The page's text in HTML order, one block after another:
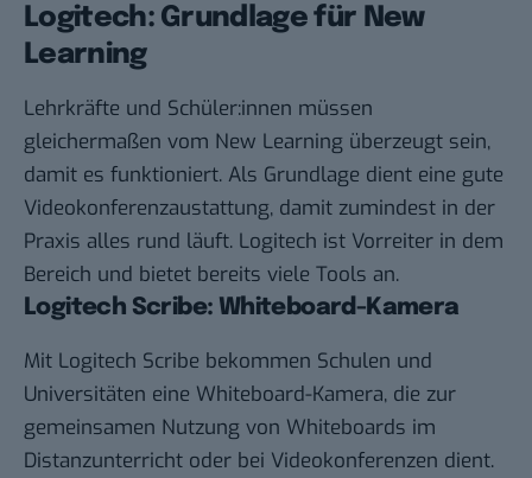
Logitech: Grundlage für New
Learning
Lehrkräfte und Schüler:innen müssen
gleichermaßen vom New Learning überzeugt sein,
damit es funktioniert. Als Grundlage dient eine gute
Videokonferenzaustattung, damit zumindest in der
Praxis alles rund läuft. Logitech ist Vorreiter in dem
Bereich und bietet bereits viele Tools an.
Logitech Scribe: Whiteboard-Kamera
Mit Logitech Scribe bekommen Schulen und
Universitäten eine Whiteboard-Kamera, die zur
gemeinsamen Nutzung von Whiteboards im
Distanzunterricht oder bei Videokonferenzen dient.